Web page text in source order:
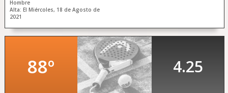
Hombre
Alta: El Miércoles, 18 de Agosto de
2021
88º 4.25